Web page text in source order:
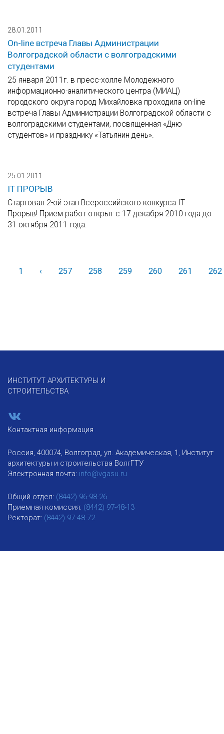
28.01.2011
On-line встреча Главы Администрации
Волгоградской области с волгоградскими
студентами
25 января 2011г. в пресс-холле Молодежного
информационно-аналитического центра (МИАЦ)
городского округа город Михайловка проходила on-line
встреча Главы Администрации Волгоградской области с
волгоградскими студентами, посвященная «Дню
студентов» и празднику «Татьянин день».
25.01.2011
IT ПРОРЫВ
Стартовал 2-ой этап Всероссийского конкурса IT
Прорыв! Прием работ открыт с 17 декабря 2010 года до
31 октября 2011 года.
1 ‹Назад257 258 259 260 261 262
ИНСТИТУТ АРХИТЕКТУРЫ И
СТРОИТЕЛЬСТВА
Контактная информация
Россия, 400074, Волгоград, ул. Академическая, 1, Институт
архитектуры и строительства ВолгГТУ
Электронная почта: info@vgasu.ru
Общий отдел: (8442) 96-98-26
Приемная комиссия: (8442) 97-48-13
Ректорат: (8442) 97-48-72